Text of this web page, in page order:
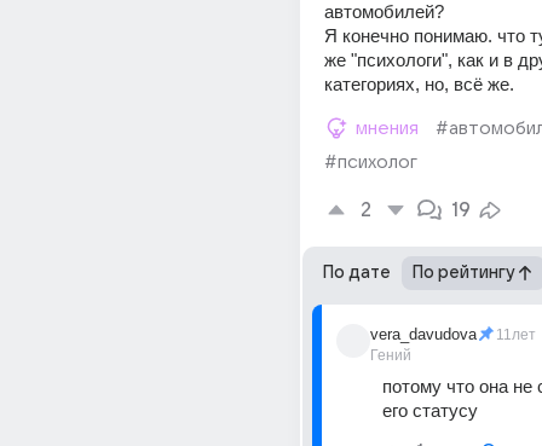
автомобилей?
Я конечно понимаю. что
же "психологи", как и в
категориях, но, всё же.
мнения
#психолог
2 19
По дате По рейтингу
vera_davudova
Гений
11лет
потому что она не
его статусу